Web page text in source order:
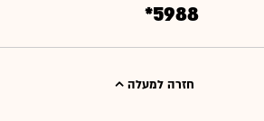
*5988
חזרה למעלה